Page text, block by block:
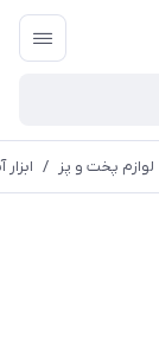
لوازم پخت و پز /